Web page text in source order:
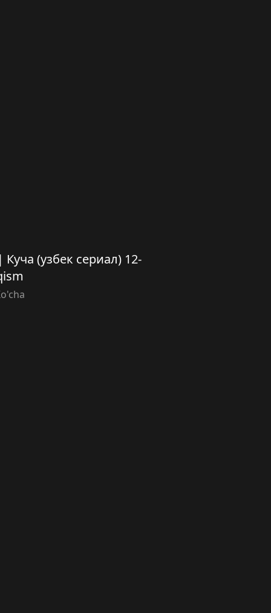
Куча (узбек сериал) 12-